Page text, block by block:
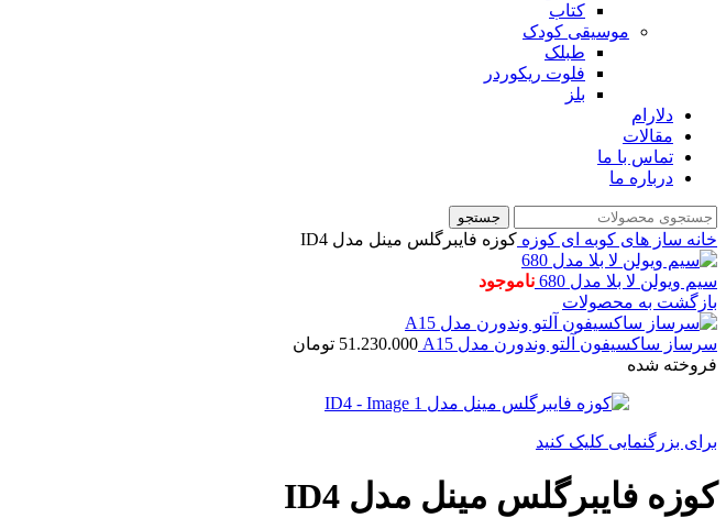
کتاب
موسیقی کودک
طبلک
فلوت ریکوردر
بلز
دلارام
مقالات
تماس با ما
درباره ما
جستجو
خانه ساز های کوبه ای کوزه کوزه فایبرگلس مینل مدل ID4
سیم ویولن لا بلا مدل 680
ناموجود
بازگشت به محصولات
سرساز ساکسیفون آلتو وندورن مدل A15 51.230.000 تومان
فروخته شده
برای بزرگنمایی کلیک کنید
کوزه فایبرگلس مینل مدل ID4